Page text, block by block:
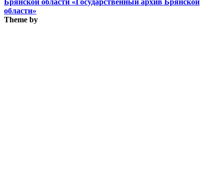
области»
Theme by